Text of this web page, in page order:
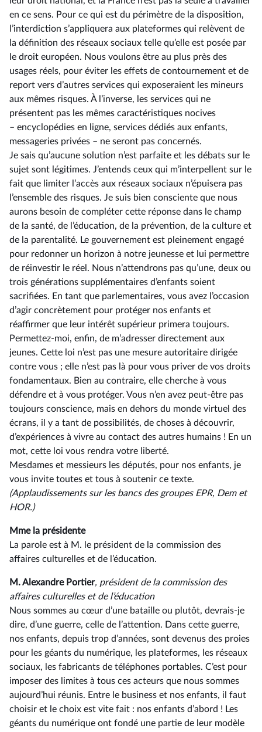
en ce sens. Pour ce qui est du périmètre de la disposition,
l’interdiction s’appliquera aux plateformes qui relèvent de
la définition des réseaux sociaux telle qu’elle est posée par
le droit européen. Nous voulons être au plus près des
usages réels, pour éviter les effets de contournement et de
report vers d’autres services qui exposeraient les mineurs
aux mêmes risques. À l’inverse, les services qui ne
présentent pas les mêmes caractéristiques nocives
–⁠ encyclopédies en ligne, services dédiés aux enfants,
messageries privées – ne seront pas concernés.
Je sais qu’aucune solution n’est parfaite et les débats sur le
sujet sont légitimes. J’entends ceux qui m’interpellent sur le
fait que limiter l’accès aux réseaux sociaux n’épuisera pas
l’ensemble des risques. Je suis bien consciente que nous
aurons besoin de compléter cette réponse dans le champ
de la santé, de l’éducation, de la prévention, de la culture et
de la parentalité. Le gouvernement est pleinement engagé
pour redonner un horizon à notre jeunesse et lui permettre
de réinvestir le réel. Nous n’attendrons pas qu’une, deux ou
trois générations supplémentaires d’enfants soient
sacrifiées. En tant que parlementaires, vous avez l’occasion
d’agir concrètement pour protéger nos enfants et
réaffirmer que leur intérêt supérieur primera toujours.
Permettez-moi, enfin, de m’adresser directement aux
jeunes. Cette loi n’est pas une mesure autoritaire dirigée
contre vous ; elle n’est pas là pour vous priver de vos droits
fondamentaux. Bien au contraire, elle cherche à vous
défendre et à vous protéger. Vous n’en avez peut-être pas
toujours conscience, mais en dehors du monde virtuel des
écrans, il y a tant de possibilités, de choses à découvrir,
d’expériences à vivre au contact des autres humains ! En un
mot, cette loi vous rendra votre liberté.
Mesdames et messieurs les députés, pour nos enfants, je
vous invite toutes et tous à soutenir ce texte.
(Applaudissements sur les bancs des groupes EPR, Dem et
HOR.)
Mme la présidente
La parole est à M. le président de la commission des
affaires culturelles et de l’éducation.
M. Alexandre Portier, président de la commission des
affaires culturelles et de l’éducation
Nous sommes au cœur d’une bataille ou plutôt, devrais-je
dire, d’une guerre, celle de l’attention. Dans cette guerre,
nos enfants, depuis trop d’années, sont devenus des proies
pour les géants du numérique, les plateformes, les réseaux
sociaux, les fabricants de téléphones portables. C’est pour
imposer des limites à tous ces acteurs que nous sommes
aujourd’hui réunis. Entre le business et nos enfants, il faut
choisir et le choix est vite fait : nos enfants d’abord ! Les
géants du numérique ont fondé une partie de leur modèle